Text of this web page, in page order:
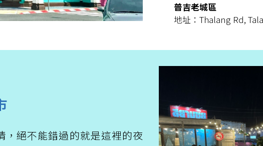
普吉老城區
地址：Thalang Rd,
絕不能錯過的就是這裡的夜